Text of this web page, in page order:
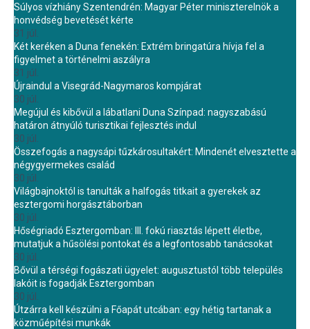
Súlyos vízhiány Szentendrén: Magyar Péter miniszterelnök a
honvédség bevetését kérte
31 júl.
Két keréken a Duna fenekén: Extrém bringatúra hívja fel a
figyelmet a történelmi aszályra
31 júl.
Újraindul a Visegrád-Nagymaros kompjárat
30 júl.
Megújul és kibővül a lábatlani Duna Színpad: nagyszabású
határon átnyúló turisztikai fejlesztés indul
30 júl.
Összefogás a nagysápi tűzkárosultakért: Mindenét elvesztette a
négygyermekes család
30 júl.
Világbajnoktól is tanulták a halfogás titkait a gyerekek az
esztergomi horgásztáborban
30 júl.
Hőségriadó Esztergomban: III. fokú riasztás lépett életbe,
mutatjuk a hűsölési pontokat és a legfontosabb tanácsokat
30 júl.
Bővül a térségi fogászati ügyelet: augusztustól több település
lakóit is fogadják Esztergomban
30 júl.
Útzárra kell készülni a Főapát utcában: egy hétig tartanak a
közműépítési munkák